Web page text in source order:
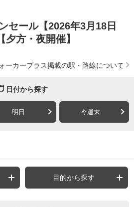
セール【2026年3月18日
夕方・夜開催】
ーカープラス掲載の駅・路線について
日付から探す
明日 今週末
目的から探す